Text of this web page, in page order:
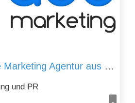
ayudo – Online Marketing Agentur aus Hannover
und PR